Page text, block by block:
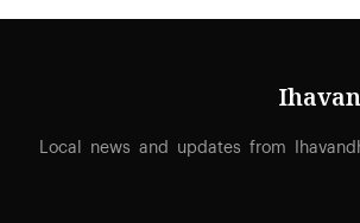
Local news and updates from